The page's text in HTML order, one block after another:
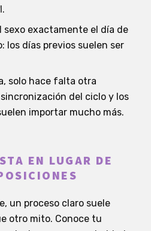
sexo exactamente el día de
los días previos suelen ser
solo hace falta otra
del ciclo y los
importar mucho más.
EN LUGAR DE
un proceso claro suele
otro mito. Conoce tu